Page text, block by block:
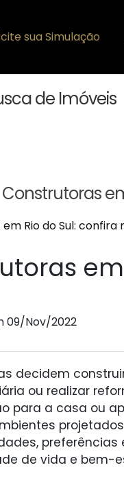
sua Simulação
de Imóveis
Construtoras
09/Nov/2022
decidem
ou realizar
para a casa ou
de vida e bem-